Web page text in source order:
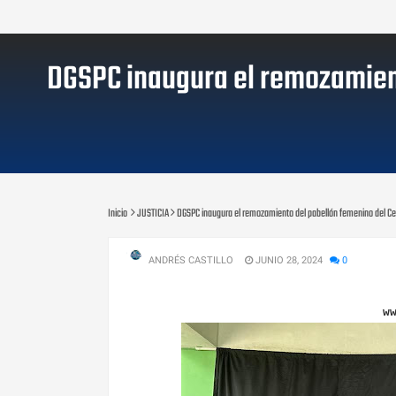
DGSPC inaugura el
Inicio JUSTICIA DGSPC inaugura el remozamiento del pabellón femenino del
ANDRÉS CASTILLO JUNIO 28, 2024 0